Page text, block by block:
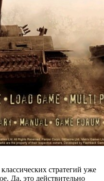
стратегий уже
Да, это действительно